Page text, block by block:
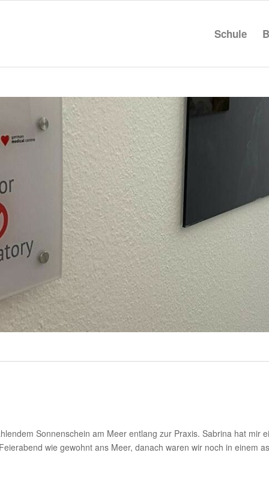
Schule
Sonnen­schein am Meer entlang zur Praxis. Sabrina hat mir
wie gewohnt ans Meer, danach waren wir noch in einem